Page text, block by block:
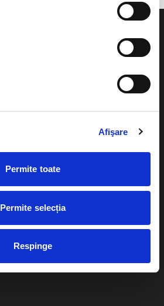
Afişare
Permite toate
Permite selecția
Respinge
Cum comand bilete?
eBilet printat acasa
Returnare bilete